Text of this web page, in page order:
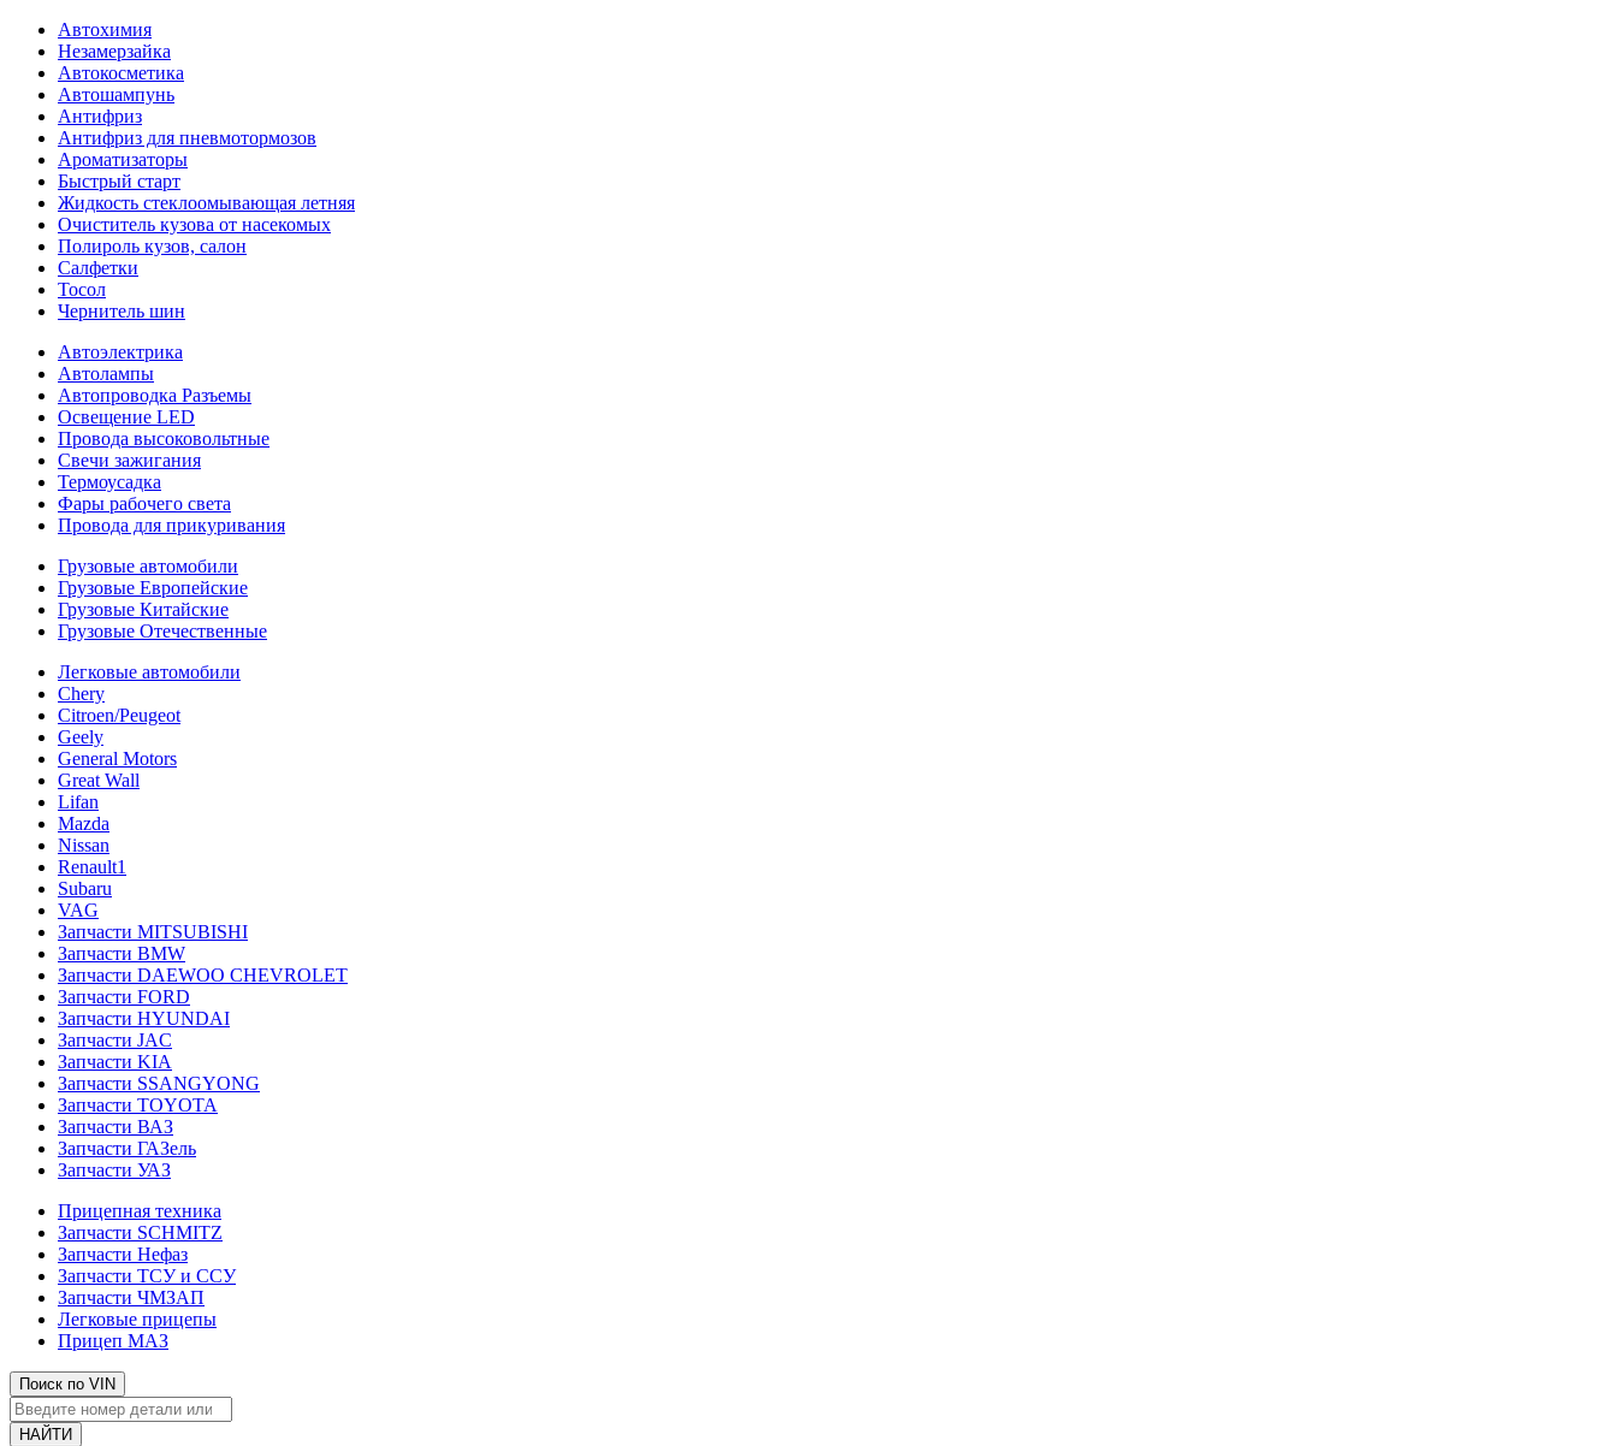
Автохимия
Незамерзайка
Автокосметика
Автошампунь
Антифриз
Антифриз для пневмотормозов
Ароматизаторы
Быстрый старт
Жидкость стеклоомывающая летняя
Очиститель кузова от насекомых
Полироль кузов, салон
Салфетки
Тосол
Чернитель шин
Автоэлектрика
Автолампы
Автопроводка Разъемы
Освещение LED
Провода высоковольтные
Свечи зажигания
Термоусадка
Фары рабочего света
Провода для прикуривания
Грузовые автомобили
Грузовые Европейские
Грузовые Китайские
Грузовые Отечественные
Легковые автомобили
Chery
Citroen/Peugeot
Geely
General Motors
Great Wall
Lifan
Mazda
Nissan
Renault1
Subaru
VAG
Запчасти MITSUBISHI
Запчасти BMW
Запчасти DAEWOO CHEVROLET
Запчасти FORD
Запчасти HYUNDAI
Запчасти JAC
Запчасти KIA
Запчасти SSANGYONG
Запчасти TOYOTA
Запчасти ВАЗ
Запчасти ГАЗель
Запчасти УАЗ
Прицепная техника
Запчасти SCHMITZ
Запчасти Нефаз
Запчасти ТСУ и ССУ
Запчасти ЧМЗАП
Легковые прицепы
Прицеп МАЗ
Поиск по VIN